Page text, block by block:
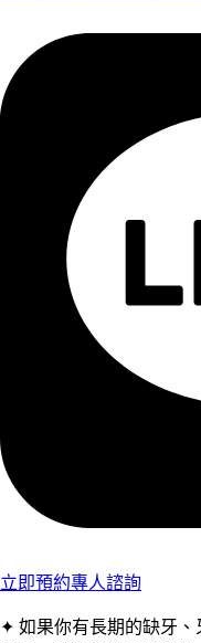
立即預約專人諮詢
✦ 如果你有長期的缺牙、